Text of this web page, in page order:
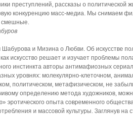
преступлений, рассказы о политической
конкуренцию масс-медиа. Мы снимаем
смешные.
и Мизина о Любви. Об искусстве
искусство решает и изучает проблемы
инстинкта авторы антимафиозных
уровнях: молекулярно-клеточном,
политическом, метафизическом, не
определению метода художников,
эротического опыта современного
и массовой культуры. Заглянув на